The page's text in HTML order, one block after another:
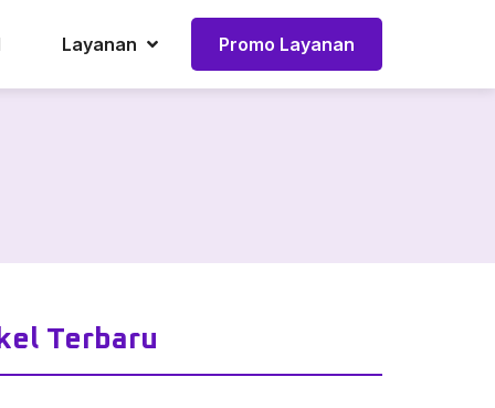
Layanan Promo Layanan
Terbaru